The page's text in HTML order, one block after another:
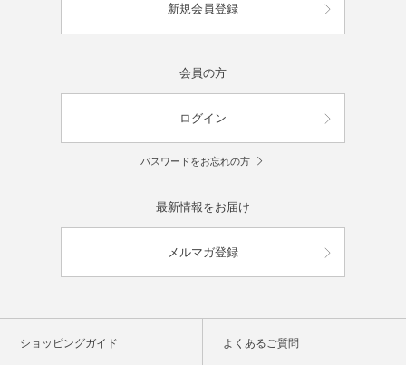
新規会員登録
会員の方
ログイン
パスワードをお忘れの方
最新情報をお届け
メルマガ登録
ショッピングガイド よくあるご質問